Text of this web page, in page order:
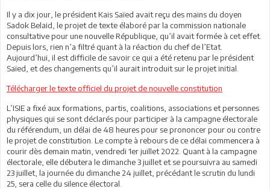
Il y a dix jour, le président Kais Saïed avait reçu des mains du doyen
Sadok Belaid, le projet de texte élaboré par la commission nationale
consultative pour une nouvelle République, qu’il avait formée à cet effet.
Depuis lors, rien n’a filtré quant à la réaction du chef de l’Etat.
Aujourd’hui, il est difficile de savoir ce qui a été retenu par le président
Saïed, et des changements qu’il aurait introduit sur le projet initial.
Télécharger le texte officiel du projet de nouvelle constitution
L’ISIE a fixé aux formations, partis, coalitions, associations et personnes
physiques qui se sont déclarés pour participer à la campagne électorale
du référendum, un délai de 48 heures pour se prononcer pour ou contre
le projet de constitution. Le compte à rebours de ce délai commencera à
courir dès demain matin, vendredi 1er juillet 2022. Quant à la campagne
électorale, elle débutera le dimanche 3 juillet et se poursuivra au samedi
23 juillet, la journée du dimanche 24 juillet, précédant le scrutin du lundi
25, sera celle du silence électoral.